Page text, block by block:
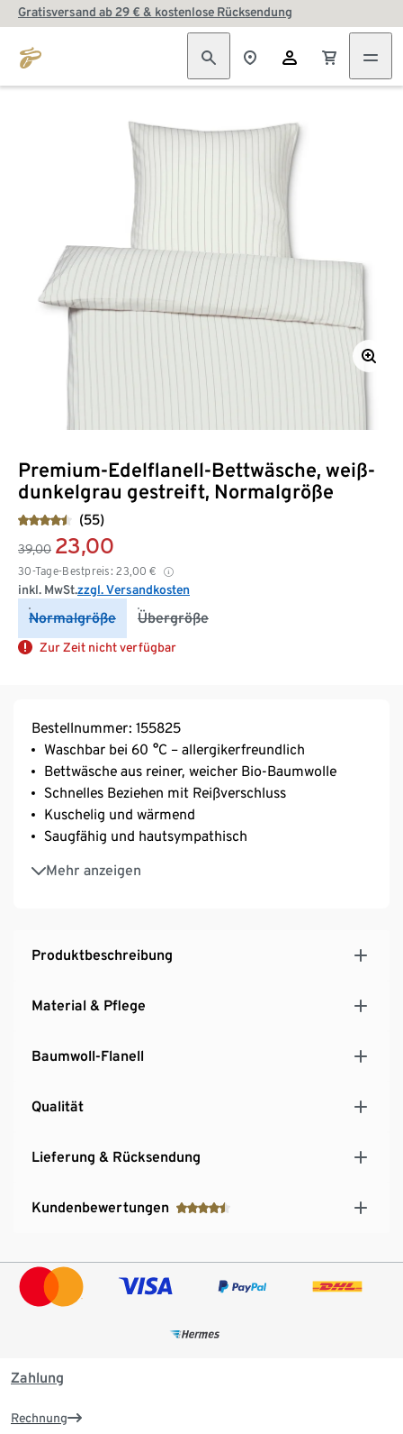
Gratisversand ab 29 € & kostenlose Rücksendung
Premium-Edelflanell-Bettwäsche, weiß-
dunkelgrau gestreift, Normalgröße
(55)
39,00 23,00
30-Tage-Bestpreis: 23,00 €
inkl. MwSt.zzgl. Versandkosten
Normalgröße Übergröße
Zur Zeit nicht verfügbar
Bestellnummer: 155825
Waschbar bei 60 °C – allergikerfreundlich
Bettwäsche aus reiner, weicher Bio-Baumwolle
Schnelles Beziehen mit Reißverschluss
Kuschelig und wärmend
Saugfähig und hautsympathisch
Mehr anzeigen
GOTS zertifiziert
Produktbeschreibung
Material & Pflege
Baumwoll-Flanell
Qualität
Lieferung & Rücksendung
Kundenbewertungen
Zahlung
Rechnung